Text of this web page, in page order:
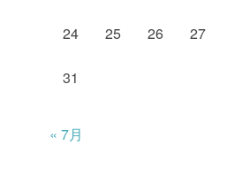
24 25 26 27
31
« 7月